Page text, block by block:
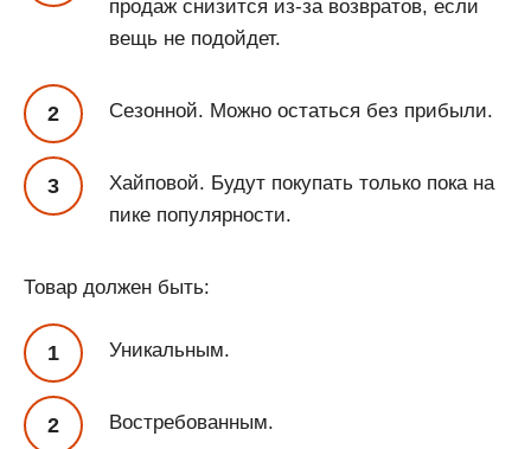
продаж снизится из-за возвратов, если
вещь не подойдет.
Сезонной. Можно остаться без прибыли.
Хайповой. Будут покупать только пока на
пике популярности.
Товар должен быть:
Уникальным.
Востребованным.